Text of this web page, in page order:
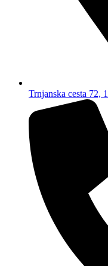
Trnjanska cesta 72,